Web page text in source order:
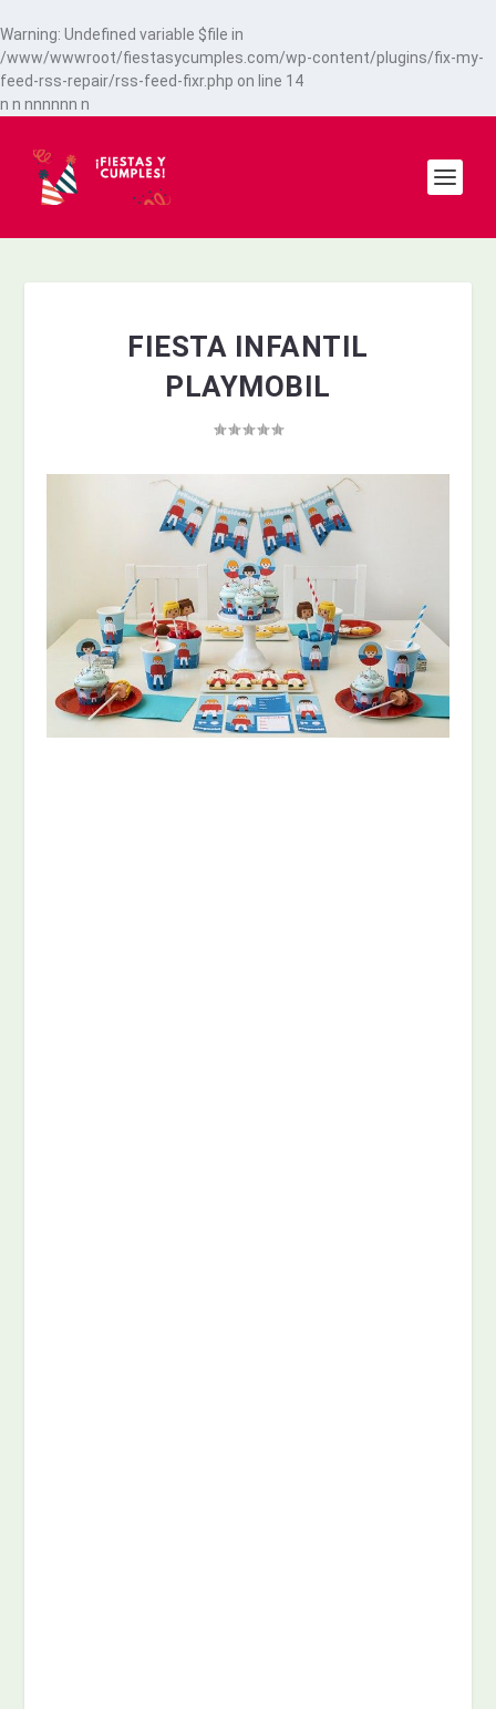
Warning: Undefined variable $file in
/www/wwwroot/fiestasycumples.com/wp-content/plugins/fix-my-
feed-rss-repair/rss-feed-fixr.php on line 14
n n nnnnnn n
FIESTA INFANTIL
PLAYMOBIL